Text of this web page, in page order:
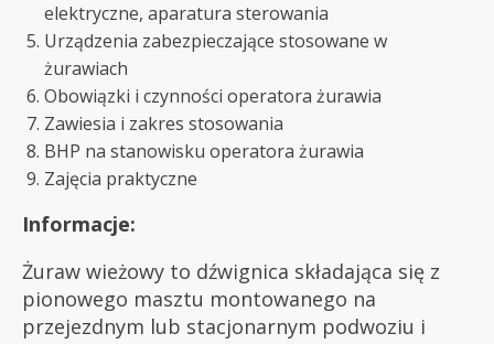
elektryczne, aparatura sterowania
Urządzenia zabezpieczające stosowane w
żurawiach
Obowiązki i czynności operatora żurawia
Zawiesia i zakres stosowania
BHP na stanowisku operatora żurawia
Zajęcia praktyczne
Informacje:
Żuraw wieżowy to dźwignica składająca się z
pionowego masztu montowanego na
przejezdnym lub stacjonarnym podwoziu i